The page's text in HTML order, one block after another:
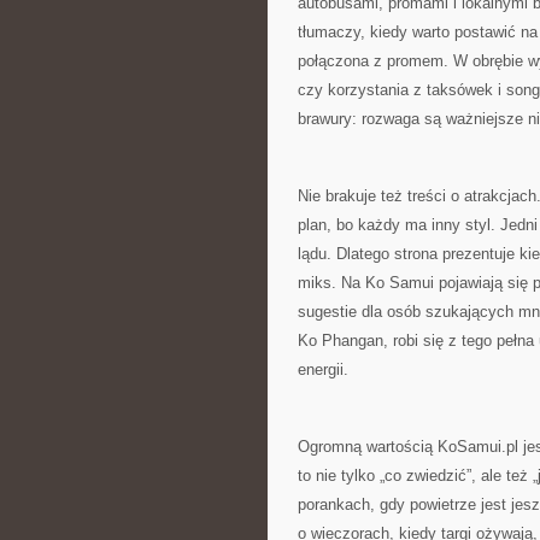
tłumaczy, kiedy warto postawić
połączona z promem. W obrębie
czy korzystania z taksówek i
brawury: rozwaga są ważniejsze
Nie brakuje też treści o
plan, bo każdy ma inny styl.
lądu. Dlatego strona prezentuje
miks. Na Ko Samui pojawiają się
sugestie dla osób szukających
Ko Phangan, robi się z tego
energii.
Ogromną wartością KoSamui.pl
to nie tylko „co zwiedzić”, ale też
porankach, gdy powietrze jest
o wieczorach, kiedy targi